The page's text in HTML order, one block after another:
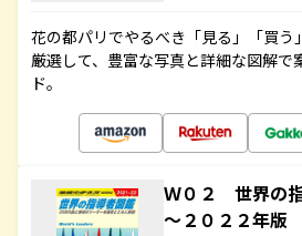
花の都パリでやるべき「見る」「買う
厳選して、豊富な写真と詳細な図解で
ド。
Ｗ０２ 世界の
～２０２２年版